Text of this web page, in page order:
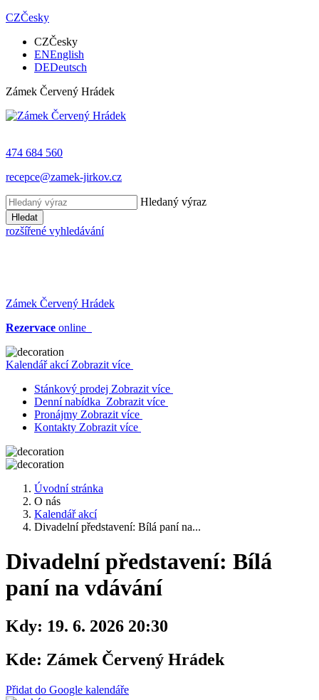
CZČesky
CZČesky
ENEnglish
DEDeutsch
Zámek Červený Hrádek
474 684 560
recepce@zamek-jirkov.cz
Hledaný výraz
Hledat
rozšířené vyhledávání
Zámek Červený Hrádek
Rezervace online
Kalendář akcí Zobrazit více
Stánkový prodej Zobrazit více
Denní nabídka Zobrazit více
Pronájmy Zobrazit více
Kontakty Zobrazit více
Úvodní stránka
O nás
Kalendář akcí
Divadelní představení: Bílá paní na...
Divadelní představení: Bílá
paní na vdávání
Kdy: 19. 6. 2026 20:30
Kde: Zámek Červený Hrádek
Přidat do Google kalendáře